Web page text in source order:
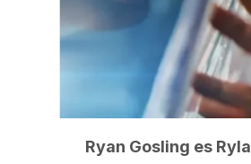
Ryan Gosling es